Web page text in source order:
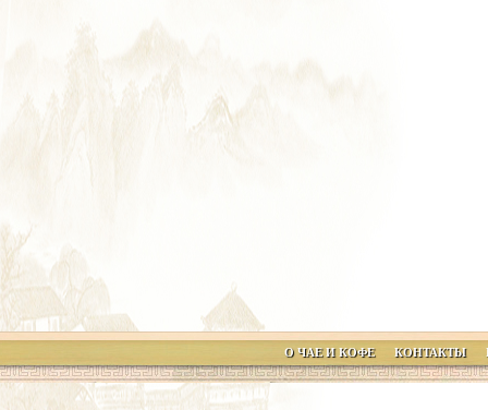
О ЧАЕ И КОФЕ КОНТАКТЫ